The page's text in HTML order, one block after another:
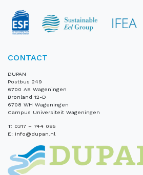
CONTACT
DUPAN
Postbus 249
6700 AE Wageningen
Bronland 12-D
6708 WH Wageningen
Campus Universiteit Wageningen
T: 0317 – 744 085
E: info@dupan.nl